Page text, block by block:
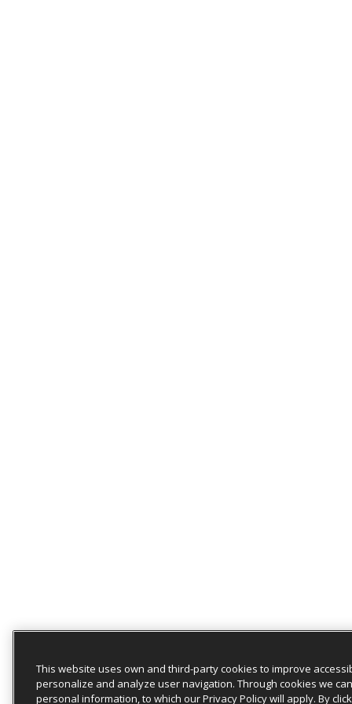
This website uses own and third-party cookies to improve
personalize and analyze user navigation. Through cookies we
personal information, to which our Privacy Policy will apply. By